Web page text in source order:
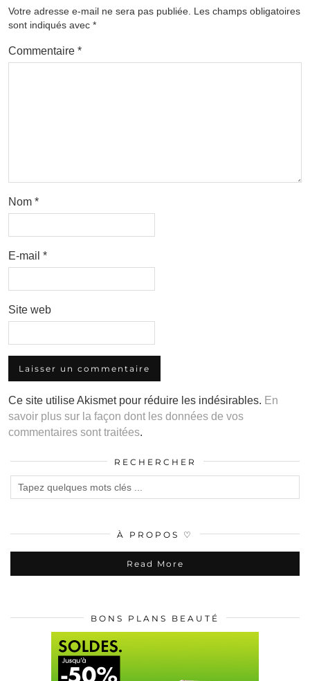
Votre adresse e-mail ne sera pas publiée. Les champs obligatoires
sont indiqués avec *
Commentaire *
Nom *
E-mail *
Site web
Ce site utilise Akismet pour réduire les indésirables. En
savoir plus sur la façon dont les données de vos
commentaires sont traitées.
RECHERCHER
À PROPOS ♡
Read More
BONS PLANS BEAUTÉ